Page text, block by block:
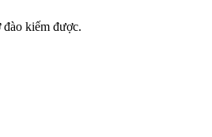
đào kiếm được.